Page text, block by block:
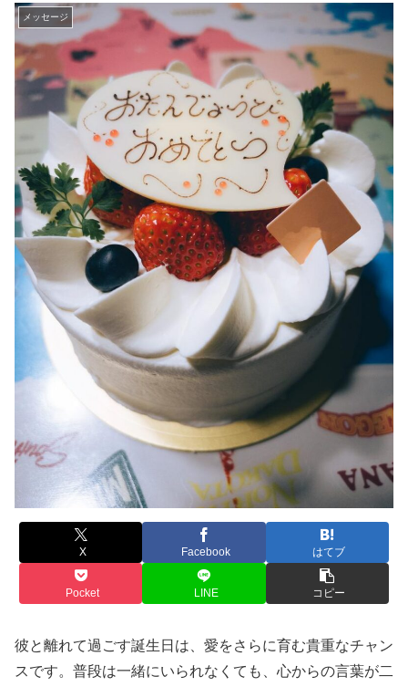
メッセージ
X Facebook はてブ
Pocket LINE コピー
彼と離れて過ごす誕生日は、愛をさらに育む貴重なチャン
スです。普段は一緒にいられなくても、心からの言葉が二